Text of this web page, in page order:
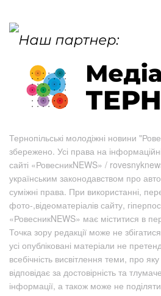
Тернопільські молодіжні новини
збережено. Усі права на
сайті «РовесникNEWS» /
українським законодавством про
суміжні права. При використанні,
фото-,відеоматеріалів сайту,
«РовесникNEWS» має міститися в
Точка зору редакції може не
усі опубліковані матеріали не
всебічність висвітлення теми, про
відповідає за достовірність та
інформації, а також може не